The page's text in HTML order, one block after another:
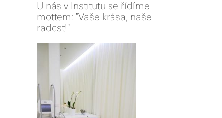
U nás v Institutu se řídíme
mottem: "Vaše krása, naše
radost!"